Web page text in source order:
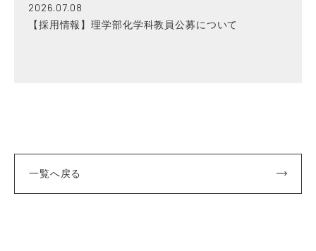
2026.07.08
【採用情報】理学部化学科教員公募について
一覧へ戻る